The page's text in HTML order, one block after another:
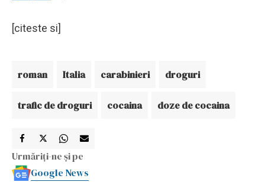
[citeste si]
roman Italia carabinieri droguri
trafic de droguri cocaina doze de cocaina
Urmăriți-ne și pe
Google News